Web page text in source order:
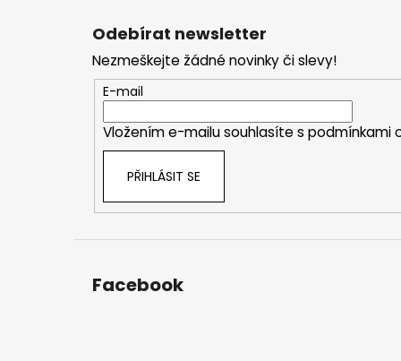
Odebírat newsletter
Nezmeškejte žádné novinky či slevy!
E-mail
Vložením e-mailu souhlasíte s podmínkami
PŘIHLÁSIT SE
Facebook